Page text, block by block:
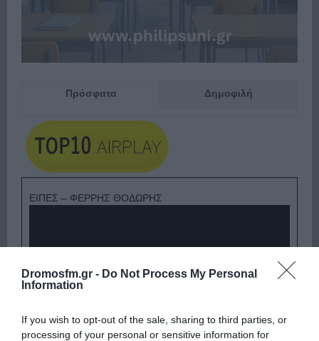
Dromosfm.gr - Do Not Process My Personal
Information
If you wish to opt-out of the sale, sharing to third parties, or
processing of your personal or sensitive information for
Πρόσφατα Δημοφιλή
ΕΙΠΕΣ – ΦΕΡΡΗΣ ΘΟΔΩΡΗΣ